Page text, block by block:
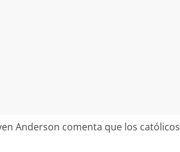
Anderson comenta que los católicos